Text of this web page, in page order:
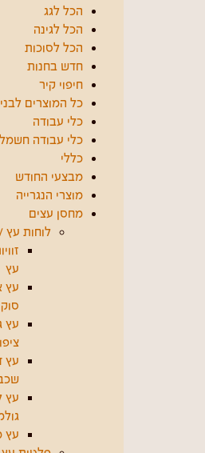
הכל לגג
הכל לגינה
הכל לסוכות
חדש בחנות
חיפוי קיר
כל המוצרים
כלי עבודה
כלי עבודה
כללי
מבצעי החודש
מוצרי הנגרייה
מחסן עצים
לוחות עץ
עץ
עץ
עץ
עץ
עץ
עץ